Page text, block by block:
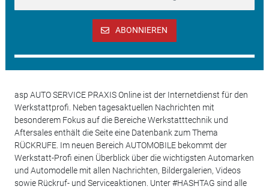
ABONNIEREN
asp AUTO SERVICE PRAXIS Online ist der Internetdienst für den
Werkstattprofi. Neben tagesaktuellen Nachrichten mit
besonderem Fokus auf die Bereiche Werkstatttechnik und
Aftersales enthält die Seite eine Datenbank zum Thema
RÜCKRUFE. Im neuen Bereich AUTOMOBILE bekommt der
Werkstatt-Profi einen Überblick über die wichtigsten Automarken
und Automodelle mit allen Nachrichten, Bildergalerien, Videos
sowie Rückruf- und Serviceaktionen. Unter #HASHTAG sind alle